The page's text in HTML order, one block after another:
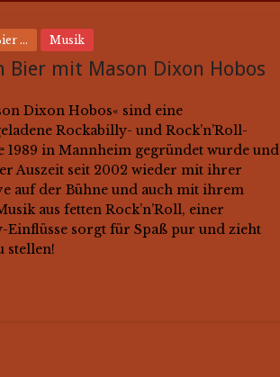
... Musik
Bier mit Mason Dixon Hobos
Dixon Hobos« sind eine
Rockabilly- und Rock’n’Roll-
1989 in Mannheim gegründet wurde und
Auszeit seit 2002 wieder mit ihrer
auf der Bühne und auch mit ihrem
aus fetten Rock’n’Roll, einer
sorgt für Spaß pur und zieht
stellen!